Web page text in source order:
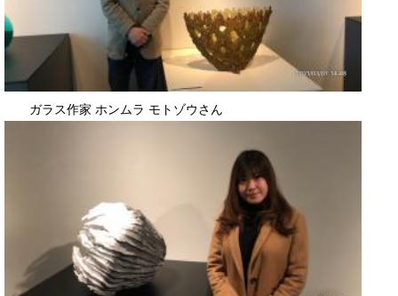
​ ガラス作家 ホンムラ モトゾウさん